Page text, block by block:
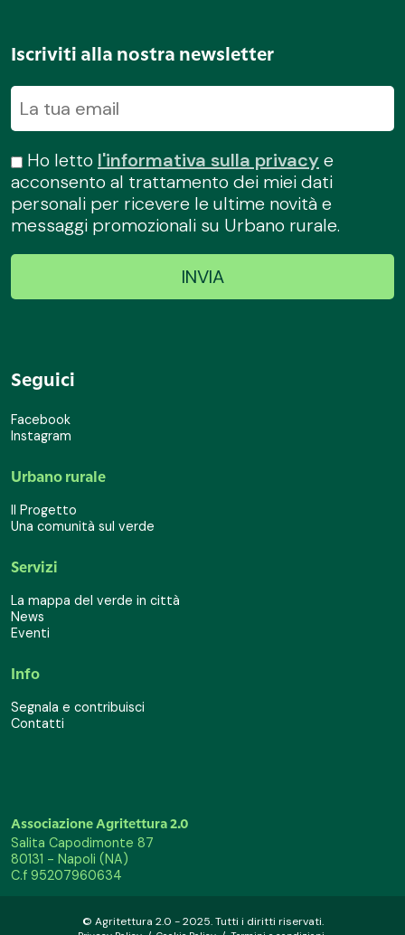
Iscriviti alla nostra newsletter
Ho letto l'informativa sulla privacye
acconsento al trattamento dei miei dati
personali per ricevere le ultime novità e
messaggi promozionali su Urbano rurale.
Seguici
Facebook
Instagram
Urbano rurale
Il Progetto
Una comunità sul verde
Servizi
La mappa del verde in città
News
Eventi
Info
Segnala e contribuisci
Contatti
Associazione Agritettura 2.0
Salita Capodimonte 87
80131 - Napoli (NA)
C.f 95207960634
© Agritettura 2.0 - 2025. Tutti i diritti riservati.